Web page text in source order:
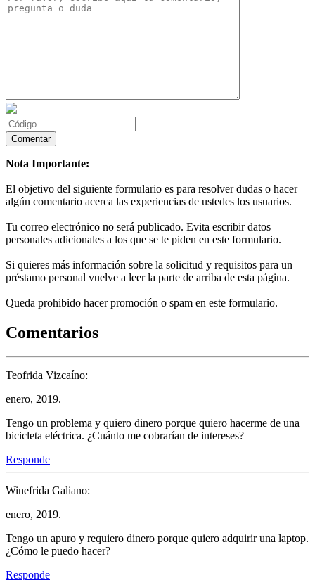
Nota Importante:
El objetivo del siguiente formulario es para resolver dudas o hacer
algún comentario acerca las experiencias de ustedes los usuarios.
Tu correo electrónico no será publicado. Evita escribir datos
personales adicionales a los que se te piden en este formulario.
Si quieres más información sobre la solicitud y requisitos para un
préstamo personal vuelve a leer la parte de arriba de esta página.
Queda prohibido hacer promoción o spam en este formulario.
Comentarios
Teofrida Vizcaíno:
enero, 2019.
Tengo un problema y quiero dinero porque quiero hacerme de una
bicicleta eléctrica. ¿Cuánto me cobrarían de intereses?
Responde
Winefrida Galiano:
enero, 2019.
Tengo un apuro y requiero dinero porque quiero adquirir una laptop.
¿Cómo le puedo hacer?
Responde